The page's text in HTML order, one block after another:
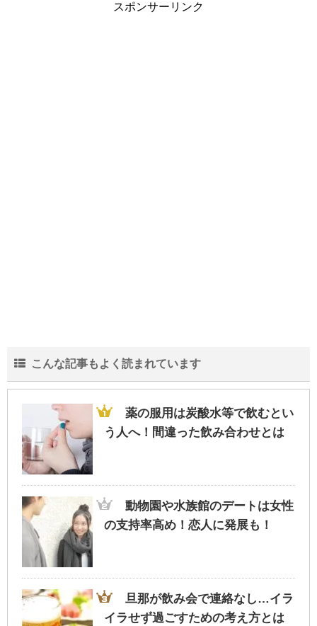
スポンサーリンク
こんな記事もよく読まれています
薬の服用は炭酸水等で飲むとい
う人へ！間違った飲み合わせとは
動物園や水族館のデートは女性
の支持率高め！恋人に発展も！
旦那が飲み会で連絡なし…イラ
イラせず過ごすための考え方とは